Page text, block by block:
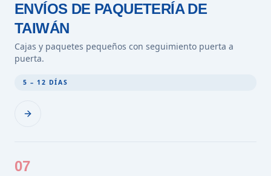
ENVÍOS DE PAQUETERÍA DE
TAIWÁN
Cajas y paquetes pequeños con seguimiento puerta a
puerta.
5 – 12 DÍAS
07